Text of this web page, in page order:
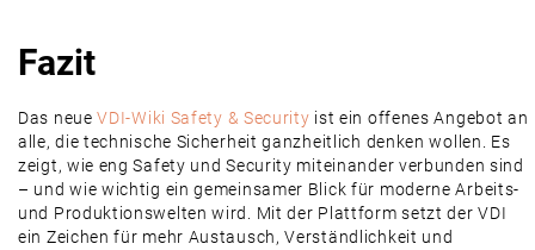
Fazit
Das neueVDI-Wiki Safety & Security ist ein offenes Angebot an
alle, die technische Sicherheit ganzheitlich denken wollen. Es
zeigt, wie eng Safety und Security miteinander verbunden sind
– und wie wichtig ein gemeinsamer Blick für moderne Arbeits-
und Produktionswelten wird. Mit der Plattform setzt der VDI
ein Zeichen für mehr Austausch, Verständlichkeit und